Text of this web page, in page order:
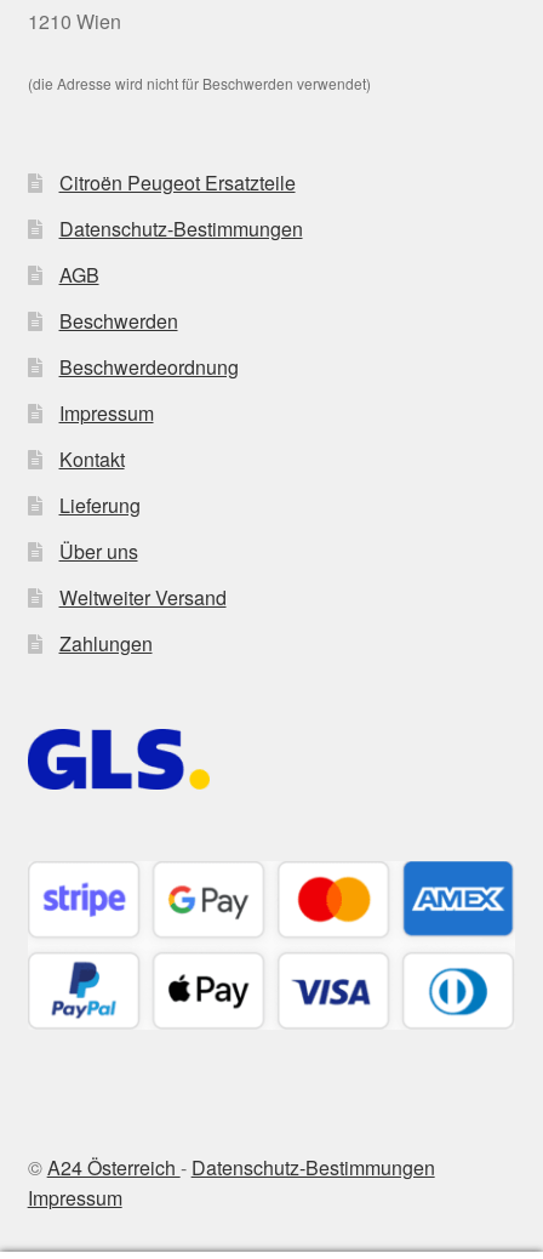
1210 Wien
(die Adresse wird nicht für Beschwerden verwendet)
Citroën Peugeot Ersatzteile
Datenschutz-Bestimmungen
AGB
Beschwerden
Beschwerdeordnung
Impressum
Kontakt
Lieferung
Über uns
Weltweiter Versand
Zahlungen
©A24 Österreich - Datenschutz-Bestimmungen
Impressum